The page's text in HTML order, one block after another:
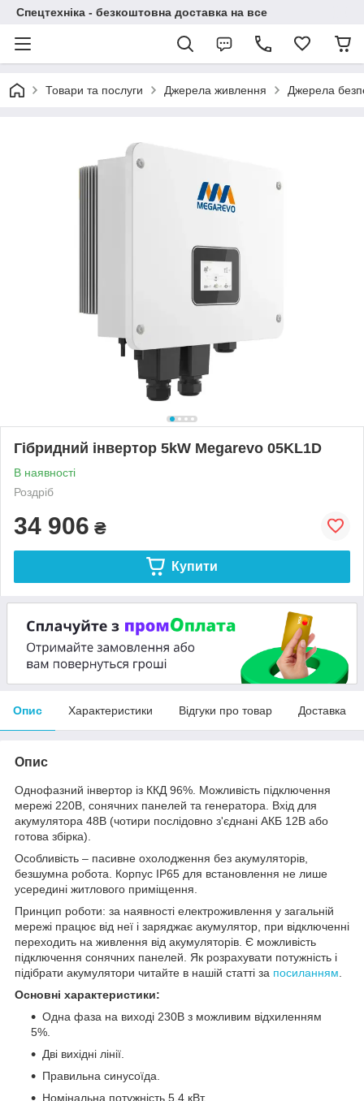
Спецтехніка - безкоштовна доставка на все
Товари та послуги Джерела живлення Джерела
Гібридний інвертор 5kW Megarevo 05KL1D
В наявності
Роздріб
34 906 ₴
Купити
Опис Характеристики Відгуки про товар Доставка
Опис
Однофазний інвертор із ККД 96%. Можливість підключення
мережі 220В, сонячних панелей та генератора. Вхід для
акумулятора 48В (чотири послідовно з'єднані АКБ 12В або
готова збірка).
Особливість – пасивне охолодження без акумуляторів,
безшумна робота. Корпус IP65 для встановлення не лише
усередині житлового приміщення.
Принцип роботи: за наявності електроживлення у загальній
мережі працює від неї і заряджає акумулятор, при відключенні
переходить на живлення від акумуляторів. Є можливість
підключення сонячних панелей. Як розрахувати потужність і
підібрати акумулятори читайте в нашій статті за посиланням.
Основні характеристики:
Одна фаза на виході 230В з можливим відхиленням
5%.
Дві вихідні лінії.
Правильна синусоїда.
Номінальна потужність 5.4 кВт.